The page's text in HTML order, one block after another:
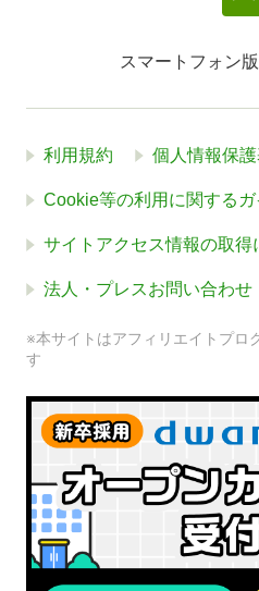
スマートフォン版
利用規約 個人情報保
Cookie等の利用に関する
サイトアクセス情報の取得
法人・プレスお問い合わせ
※本サイトはアフィリエイトプロ
す